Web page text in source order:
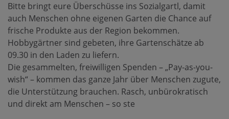
Bitte bringt eure Überschüsse ins Sozialgartl, damit
auch Menschen ohne eigenen Garten die Chance auf
frische Produkte aus der Region bekommen.
Hobbygärtner sind gebeten, ihre Gartenschätze ab
09.30 in den Laden zu liefern.
Die gesammelten, freiwilligen Spenden – „Pay-as-you-
wish“ – kommen das ganze Jahr über Menschen zugute,
die Unterstützung brauchen. Rasch, unbürokratisch
und direkt am Menschen – so ste